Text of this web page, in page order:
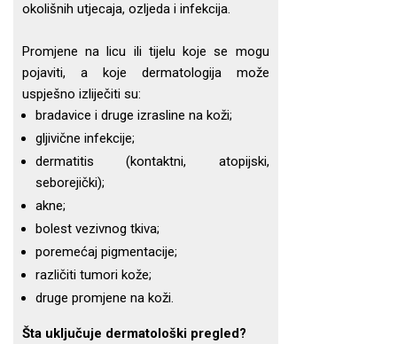
okolišnih utjecaja, ozljeda i infekcija.
Promjene na licu ili tijelu koje se mogu
pojaviti, a koje dermatologija može
uspješno izliječiti su:
bradavice i druge izrasline na koži;
gljivične infekcije;
dermatitis (kontaktni, atopijski,
seborejički);
akne;
bolest vezivnog tkiva;
poremećaj pigmentacije;
različiti tumori kože;
druge promjene na koži.
Šta uključuje dermatološki pregled?